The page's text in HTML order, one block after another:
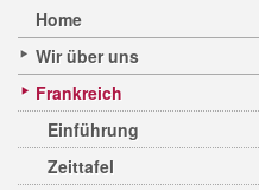
Home
Wir über uns
Frankreich
Einführung
Zeittafel